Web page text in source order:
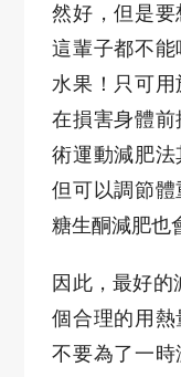
然好，但是
這輩子都不
水果！只可用
在損害身體
術運動減肥
但可以調節
糖生酮減肥也
因此，最好
個合理的用
不要為了一時